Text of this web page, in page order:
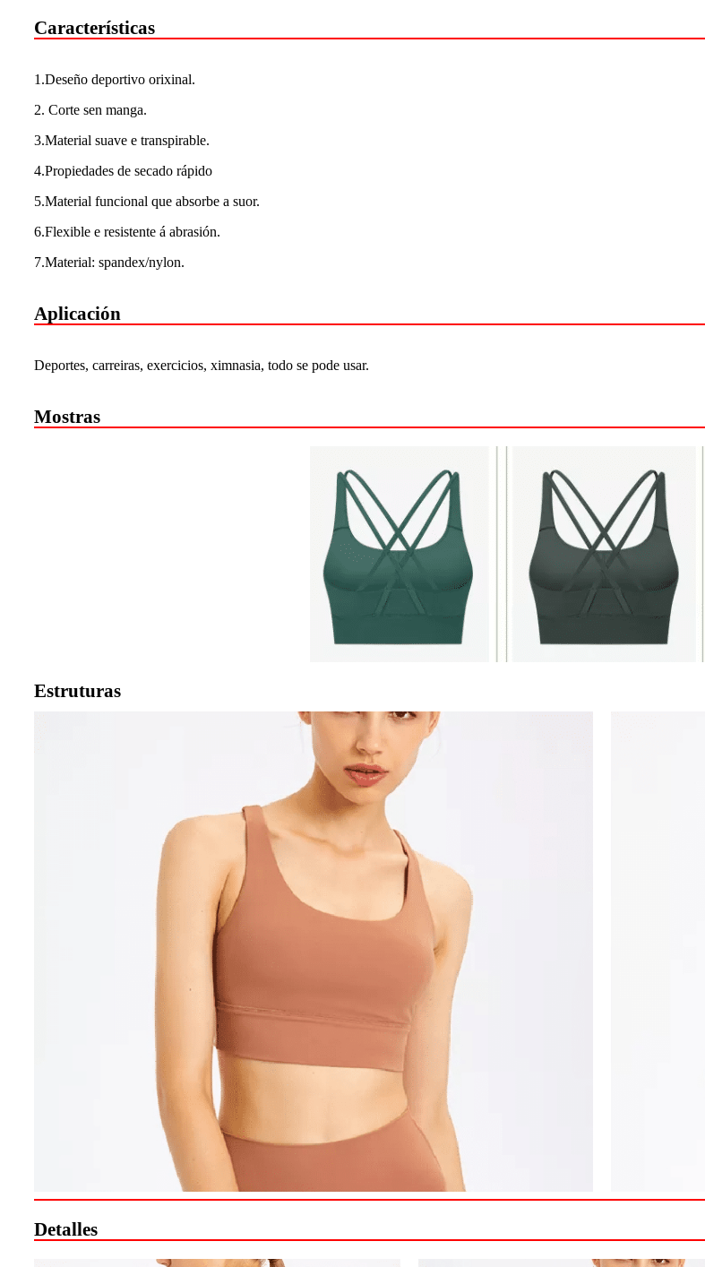
Características
1.Deseño deportivo orixinal.
2. Corte sen manga.
3.Material suave e transpirable.
4.Propiedades de secado rápido
5.Material funcional que absorbe a suor.
6.Flexible e resistente á abrasión.
7.Material: spandex/nylon.
Aplicación
Deportes, carreiras, exercicios, ximnasia, todo se pode usar.
Mostras
Estruturas
Detalles